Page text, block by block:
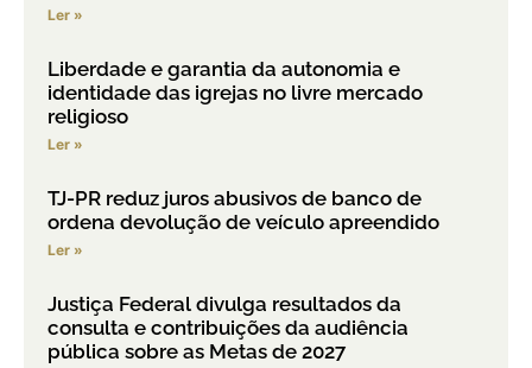
Ler »
Liberdade e garantia da autonomia e
identidade das igrejas no livre mercado
religioso
Ler »
TJ-PR reduz juros abusivos de banco de
ordena devolução de veículo apreendido
Ler »
Justiça Federal divulga resultados da
consulta e contribuições da audiência
pública sobre as Metas de 2027